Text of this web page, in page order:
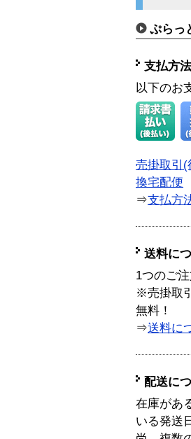
ぷらっ
支払方
以下のお
売掛取引(
換宅配便
⇒支払方
送料に
1つのご
※売掛取
無料！
⇒送料に
配送に
在庫があ
いる発送